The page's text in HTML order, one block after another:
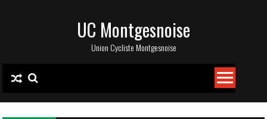
UC Montgesnoise
Union Cycliste Montgesnoise